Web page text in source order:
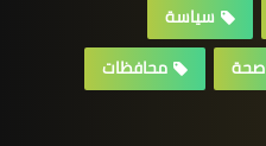
سياسة
صحة
محافظات